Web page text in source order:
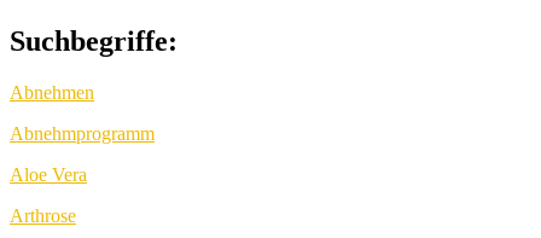
Suchbegriffe:
Abnehmen
Abnehmprogramm
Aloe Vera
Arthrose